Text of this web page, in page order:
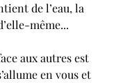
de l’eau, la
même...
aux autres est
en vous et